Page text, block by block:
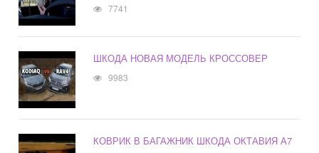
7741
ШКОДА НОВАЯ МОДЕЛЬ КРОССОВЕР
9983
КОВРИК В БАГАЖНИК ШКОДА ОКТАВИЯ А7